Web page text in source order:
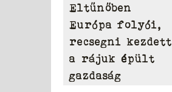
Eltűnőben
Európa folyói,
recsegni kezdett
a rájuk épült
gazdaság